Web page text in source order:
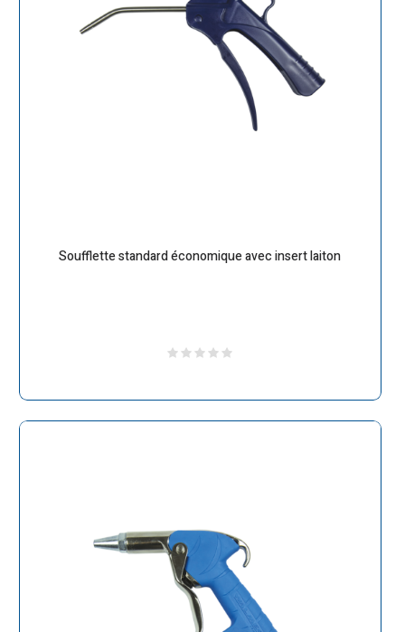
Soufflette standard économique avec insert laiton